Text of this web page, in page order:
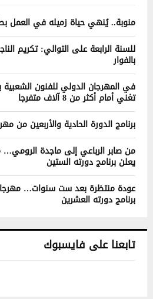
منوبة.. يُنهي حياة زميله في العمل
للسنة الرابعة على التوالي: تكريم
بالفوار
في المهرجان الدولي للفنون الشعبية
تغني أمام أكثر من 8 آلاف متفرجا
برنامج الدورة الحادية والأربعين من
من صابر الرباعي إلى ماجدة
يعلن برنامج دورته الستين
عودة منتظرة بعد ست سنوات…
برنامج دورته العشرين
تابعنا على فايسبوك